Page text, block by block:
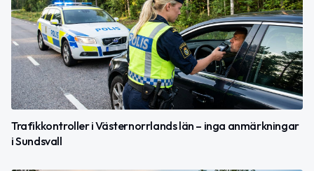
Trafikkontroller i Västernorrlands län – inga anmärkningar
i Sundsvall